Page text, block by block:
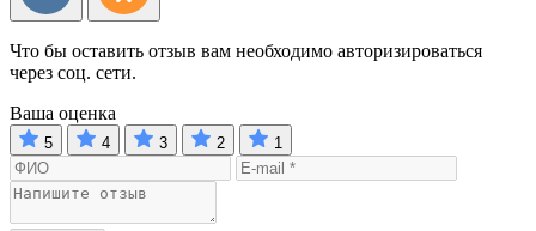
Что бы оставить отзыв вам необходимо авторизироваться
через соц. сети.
Ваша оценка
5 4 3 2 1